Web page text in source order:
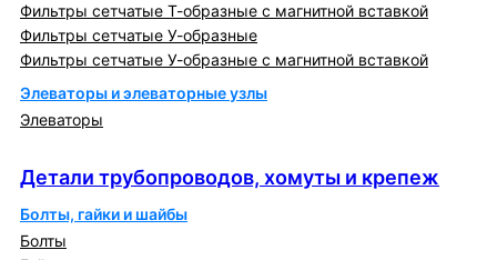
Фильтры сетчатые Т-образные с магнитной вставкой
Фильтры сетчатые У-образные
Фильтры сетчатые У-образные с магнитной вставкой
Элеваторы и элеваторные узлы
Элеваторы
Детали трубопроводов, хомуты и крепеж
Болты, гайки и шайбы
Болты